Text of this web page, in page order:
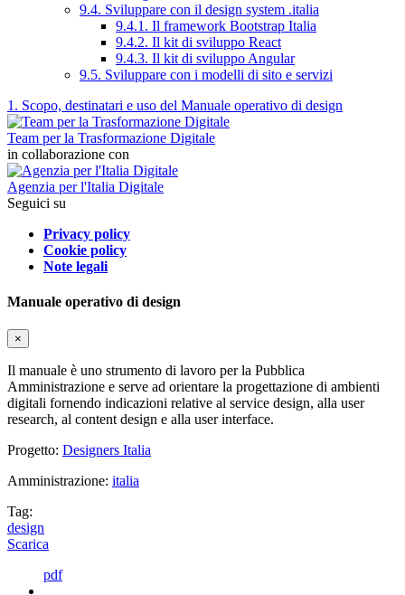
9.4. Sviluppare con il design system .italia
9.4.1. Il framework Bootstrap Italia
9.4.2. Il kit di sviluppo React
9.4.3. Il kit di sviluppo Angular
9.5. Sviluppare con i modelli di sito e servizi
1. Scopo, destinatari e uso del Manuale operativo di design
Team per la Trasformazione Digitale
in collaborazione con
Agenzia per l'Italia Digitale
Seguici su
Privacy policy
Cookie policy
Note legali
Manuale operativo di design
×
Il manuale è uno strumento di lavoro per la Pubblica
Amministrazione e serve ad orientare la progettazione di ambienti
digitali fornendo indicazioni relative al service design, alla user
research, al content design e alla user interface.
Progetto: Designers Italia
Amministrazione: italia
Tag:
design
Scarica
pdf